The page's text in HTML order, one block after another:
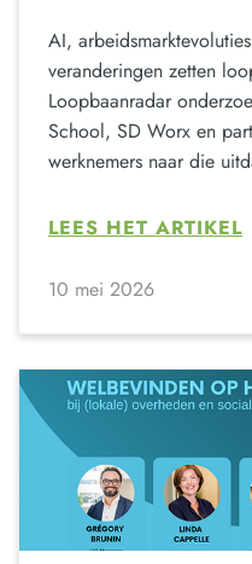
AI,
veranderingen zetten
Loopbaanradar
School, SD Worx en
werknemers naar die
LEES HET ARTIKEL
10 mei 2026